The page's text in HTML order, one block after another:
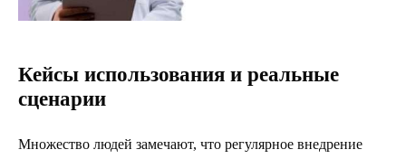
Кейсы использования и реальные
сценарии
Множество людей замечают, что регулярное внедрение